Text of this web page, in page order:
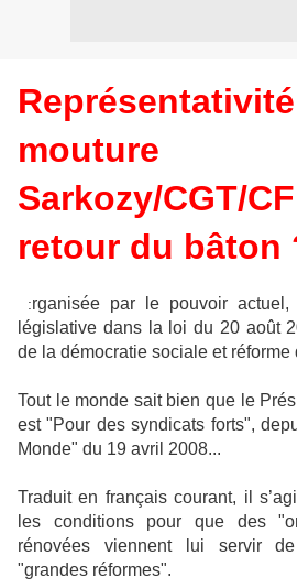
mouture
Sarkozy/CGT/
retour du bâton
:rganisée par le pouvoir
législative dans la loi du 20 août
de la démocratie sociale et réforme
Tout le monde sait bien que le
est "Pour des syndicats forts",
Monde" du 19 avril 2008...
Traduit en français courant, il
les conditions pour que des
rénovées viennent lui servir
"grandes réformes".